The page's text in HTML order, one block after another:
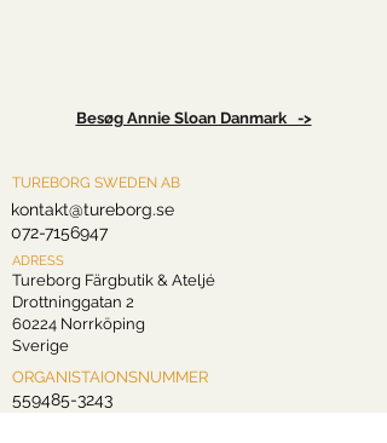
Besøg Annie Sloan Danmark ->
TUREBORG SWEDEN AB
kontakt@tureborg.se
072-7156947
ADRESS
Tureborg Färgbutik & Ateljé
Drottninggatan 2
60224 Norrköping
Sverige
ORGANISTAIONSNUMMER
559485-3243